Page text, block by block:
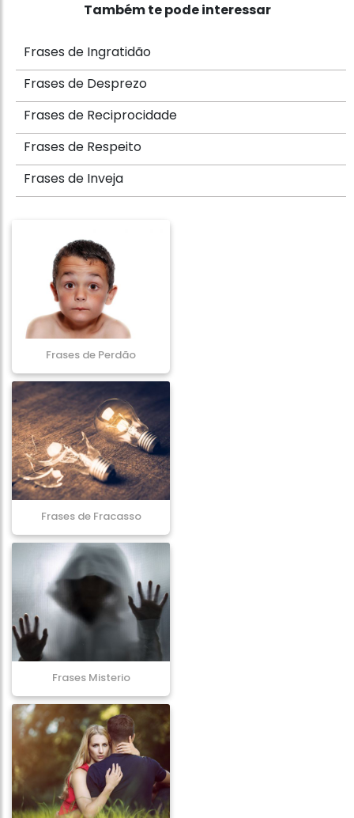
Também te pode interessar
Frases de Ingratidão
Frases de Desprezo
Frases de Reciprocidade
Frases de Respeito
Frases de Inveja
Frases de Perdão
Frases de Fracasso
Frases Misterio